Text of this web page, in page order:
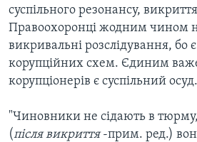
суспільного резонансу,
Правоохоронці жодним чином
викривальні розслідування, бо
корупційних схем. Єдиним
корупціонерів є суспільний осуд.
"Чиновники не сідають в
(після викриття-прим. ред.)